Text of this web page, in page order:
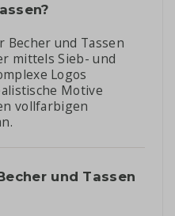
Becher und Tassen
mittels Sieb- und
Logos
Motive
vollfarbigen
und Tassen